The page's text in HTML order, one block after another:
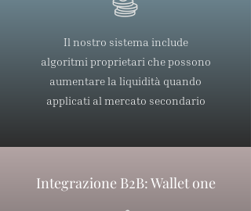
Il nostro sistema include
algoritmi proprietari che possono
aumentare la liquidità quando
applicati al mercato secondario
Integrazione B2B: Wallet one